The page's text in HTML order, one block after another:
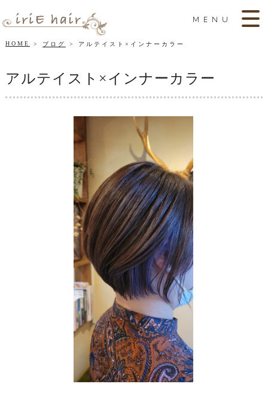
MENU
HOME ブログ アルテイスト×インナーカラー
アルテイスト×インナーカラー